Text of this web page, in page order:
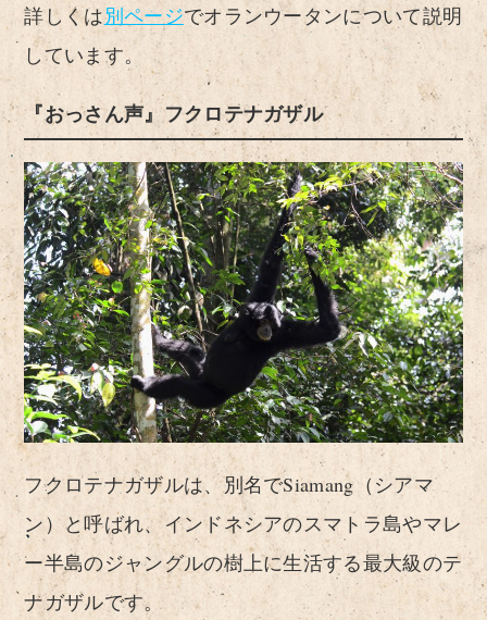
詳しくは別ページでオランウータンについて説明
しています。
『おっさん声』フクロテナガザル
フクロテナガザルは、別名でSiamang（シアマ
ン）と呼ばれ、インドネシアのスマトラ島やマレ
ー半島のジャングルの樹上に生活する最大級のテ
ナガザルです。